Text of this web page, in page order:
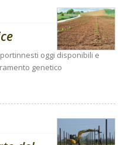
oggi disponibili e
genetico